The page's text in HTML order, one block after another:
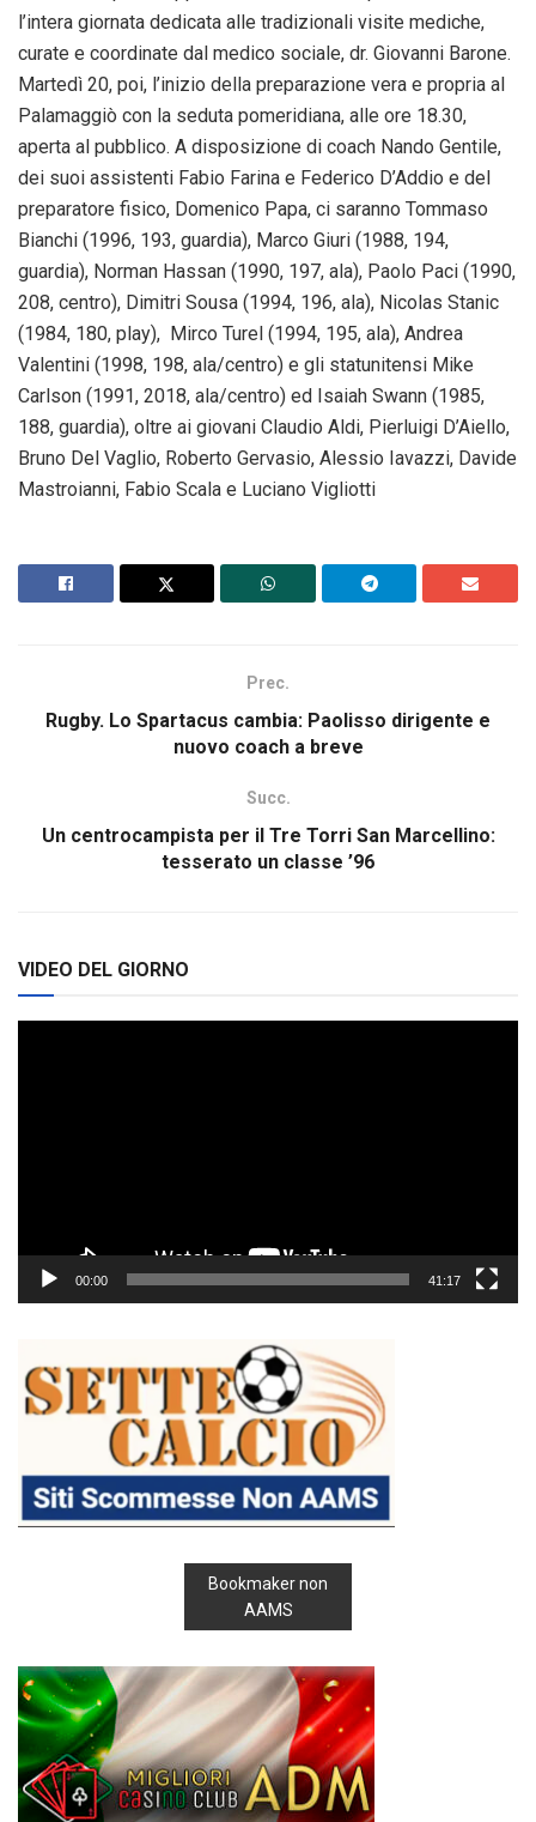
l’intera giornata dedicata alle tradizionali visite mediche,
curate e coordinate dal medico sociale, dr. Giovanni Barone.
Martedì 20, poi, l’inizio della preparazione vera e propria al
Palamaggiò con la seduta pomeridiana, alle ore 18.30,
aperta al pubblico. A disposizione di coach Nando Gentile,
dei suoi assistenti Fabio Farina e Federico D’Addio e del
preparatore fisico, Domenico Papa, ci saranno Tommaso
Bianchi (1996, 193, guardia), Marco Giuri (1988, 194,
guardia), Norman Hassan (1990, 197, ala), Paolo Paci (1990,
208, centro), Dimitri Sousa (1994, 196, ala), Nicolas Stanic
(1984, 180, play), Mirco Turel (1994, 195, ala), Andrea
Valentini (1998, 198, ala/centro) e gli statunitensi Mike
Carlson (1991, 2018, ala/centro) ed Isaiah Swann (1985,
188, guardia), oltre ai giovani Claudio Aldi, Pierluigi D’Aiello,
Bruno Del Vaglio, Roberto Gervasio, Alessio Iavazzi, Davide
Mastroianni, Fabio Scala e Luciano Vigliotti
Prec.
Rugby. Lo Spartacus cambia: Paolisso dirigente e
nuovo coach a breve
Succ.
Un centrocampista per il Tre Torri San Marcellino:
tesserato un classe ’96
VIDEO DEL GIORNO
00:00 41:17
Bookmaker non
AAMS